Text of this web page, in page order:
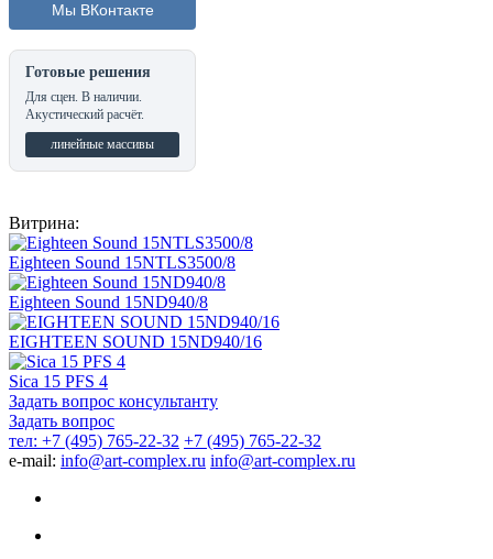
Мы ВКонтакте
Готовые решения
Для сцен. В наличии.
Акустический расчёт.
линейные массивы
Витрина:
Eighteen Sound 15NTLS3500/8
Eighteen Sound 15ND940/8
EIGHTEEN SOUND 15ND940/16
Sica 15 PFS 4
Задать вопрос консультанту
Задать вопрос
тел: +7 (495) 765-22-32 +7 (495) 765-22-32
e-mail: info@art-complex.ru info@art-complex.ru